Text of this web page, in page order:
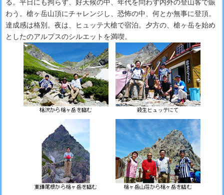
る。平日にも拘らず、好天候の中、年代を問わず内外の登山客で賑
わう。槍ヶ岳山頂にチャレンジし、恐怖の中、何とか無事に登頂。
達成感は格別。夜は、ヒュッテ大槍で宿泊。夕方の、槍ヶ岳を始め
としたのアルプスのシルエットを満喫。